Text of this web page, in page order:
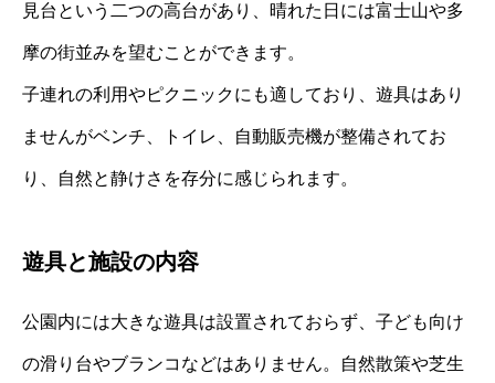
見台という二つの高台があり、晴れた日には富士山や多
摩の街並みを望むことができます。
子連れの利用やピクニックにも適しており、遊具はあり
ませんがベンチ、トイレ、自動販売機が整備されてお
り、自然と静けさを存分に感じられます。
遊具と施設の内容
公園内には大きな遊具は設置されておらず、子ども向け
の滑り台やブランコなどはありません。自然散策や芝生